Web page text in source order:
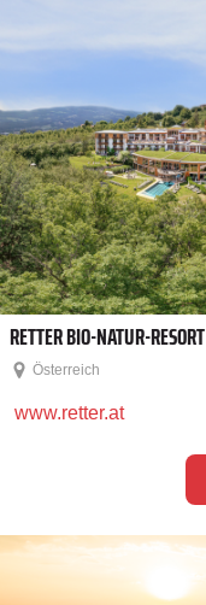
RETTER BIO-NATUR-RESORT
Österreich
www.retter.at